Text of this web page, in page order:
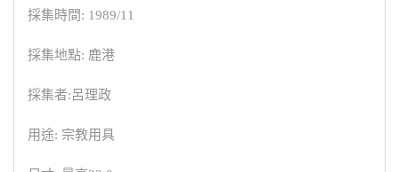
採集時間: 1989/11
採集地點: 鹿港
採集者:呂理政
用途: 宗教用具